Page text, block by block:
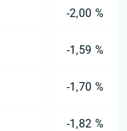
-2,00 %
-1,59 %
-1,70 %
-1,82 %